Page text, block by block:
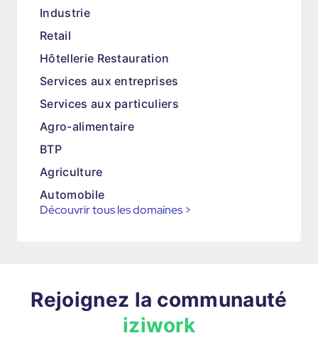
Industrie
Retail
Hôtellerie Restauration
Services aux entreprises
Services aux particuliers
Agro-alimentaire
BTP
Agriculture
Automobile
Découvrir tous les domaines >
Rejoignez la communauté
iziwork